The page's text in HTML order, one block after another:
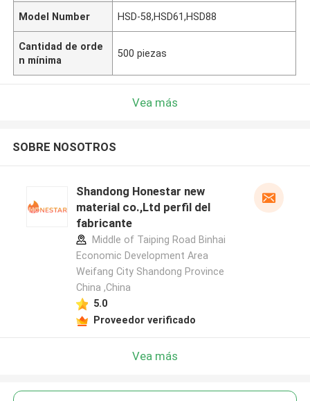
Model Number HSD-58,HSD61,HSD88
Cantidad de orde
n mínima
500 piezas
Vea más
SOBRE NOSOTROS
Shandong Honestar new
material co.,Ltd perfil del
fabricante
Middle of Taiping Road Binhai
Economic Development Area
Weifang City Shandong Province
China ,China
5.0
Proveedor verificado
Vea más